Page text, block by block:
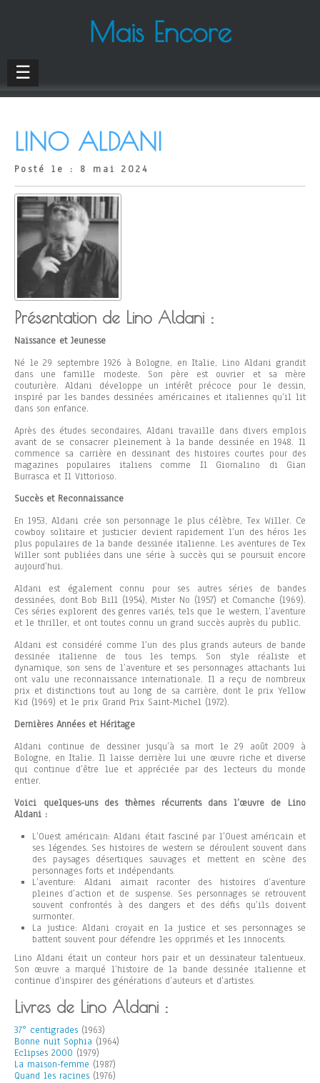
Mais Encore
☰
LINO ALDANI
Posté le : 8 mai 2024
Présentation de Lino Aldani :
Naissance et Jeunesse
Né le 29 septembre 1926 à Bologne, en Italie, Lino Aldani grandit
dans une famille modeste. Son père est ouvrier et sa mère
couturière. Aldani développe un intérêt précoce pour le dessin,
inspiré par les bandes dessinées américaines et italiennes qu’il lit
dans son enfance.
Après des études secondaires, Aldani travaille dans divers emplois
avant de se consacrer pleinement à la bande dessinée en 1948. Il
commence sa carrière en dessinant des histoires courtes pour des
magazines populaires italiens comme Il Giornalino di Gian
Burrasca et Il Vittorioso.
Succès et Reconnaissance
En 1953, Aldani crée son personnage le plus célèbre, Tex Willer. Ce
cowboy solitaire et justicier devient rapidement l’un des héros les
plus populaires de la bande dessinée italienne. Les aventures de Tex
Willer sont publiées dans une série à succès qui se poursuit encore
aujourd’hui.
Aldani est également connu pour ses autres séries de bandes
dessinées, dont Bob Bill (1954), Mister No (1957) et Comanche (1969).
Ces séries explorent des genres variés, tels que le western, l’aventure
et le thriller, et ont toutes connu un grand succès auprès du public.
Aldani est considéré comme l’un des plus grands auteurs de bande
dessinée italienne de tous les temps. Son style réaliste et
dynamique, son sens de l’aventure et ses personnages attachants lui
ont valu une reconnaissance internationale. Il a reçu de nombreux
prix et distinctions tout au long de sa carrière, dont le prix Yellow
Kid (1969) et le prix Grand Prix Saint-Michel (1972).
Dernières Années et Héritage
Aldani continue de dessiner jusqu’à sa mort le 29 août 2009 à
Bologne, en Italie. Il laisse derrière lui une œuvre riche et diverse
qui continue d’être lue et appréciée par des lecteurs du monde
entier.
Voici quelques-uns des thèmes récurrents dans l’œuvre de Lino
Aldani :
L’Ouest américain: Aldani était fasciné par l’Ouest américain et
ses légendes. Ses histoires de western se déroulent souvent dans
des paysages désertiques sauvages et mettent en scène des
personnages forts et indépendants.
L’aventure: Aldani aimait raconter des histoires d’aventure
pleines d’action et de suspense. Ses personnages se retrouvent
souvent confrontés à des dangers et des défis qu’ils doivent
surmonter.
La justice: Aldani croyait en la justice et ses personnages se
battent souvent pour défendre les opprimés et les innocents.
Lino Aldani était un conteur hors pair et un dessinateur talentueux.
Son œuvre a marqué l’histoire de la bande dessinée italienne et
continue d’inspirer des générations d’auteurs et d’artistes.
Livres de Lino Aldani :
37° centigrades (1963)
Bonne nuit Sophia (1964)
Eclipses 2000 (1979)
La maison-femme (1987)
Quand les racines (1976)